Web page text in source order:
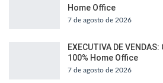
Home Office
7 de agosto de 2026
EXECUTIVA DE
100% Home Office
7 de agosto de 2026